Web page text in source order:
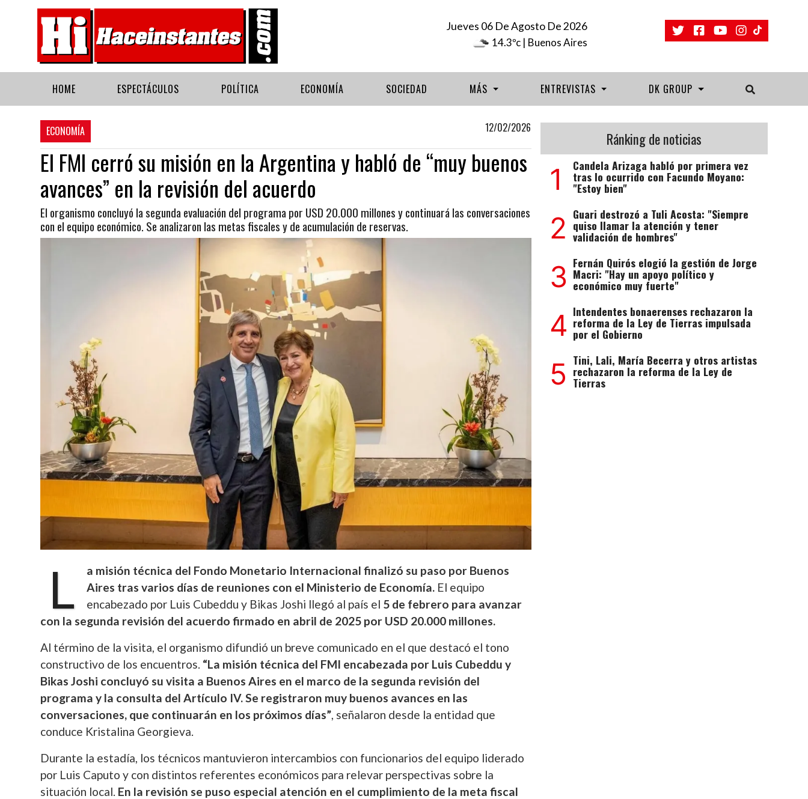
Jueves 06 De Agosto De 2026
14.3ºc | Buenos Aires
HOME ESPECTÁCULOS POLÍTICA ECONOMÍA SOCIEDAD MÁS ENTREVISTAS DK GROUP
ECONOMÍA 12/02/2026
El FMI cerró su misión en la Argentina y habló de “muy buenos
avances” en la revisión del acuerdo
El organismo concluyó la segunda evaluación del programa por USD 20.000 millones y continuará las conversaciones
con el equipo económico. Se analizaron las metas fiscales y de acumulación de reservas.
L
a misión técnica del Fondo Monetario Internacional finalizó su paso por Buenos
Aires tras varios días de reuniones con el Ministerio de Economía. El equipo
encabezado por Luis Cubeddu y Bikas Joshi llegó al país el 5 de febrero para avanzar
con la segunda revisión del acuerdo firmado en abril de 2025 por USD 20.000 millones.
Al término de la visita, el organismo difundió un breve comunicado en el que destacó el tono
constructivo de los encuentros. “La misión técnica del FMI encabezada por Luis Cubeddu y
Bikas Joshi concluyó su visita a Buenos Aires en el marco de la segunda revisión del
programa y la consulta del Artículo IV. Se registraron muy buenos avances en las
conversaciones, que continuarán en los próximos días”, señalaron desde la entidad que
conduce Kristalina Georgieva.
Durante la estadía, los técnicos mantuvieron intercambios con funcionarios del equipo liderado
por Luis Caputo y con distintos referentes económicos para relevar perspectivas sobre la
situación local. En la revisión se puso especial atención en el cumplimiento de la meta fiscal
Ránking de noticias
1 Candela Arizaga habló por primera vez
tras lo ocurrido con Facundo Moyano:
"Estoy bien"
2 Guari destrozó a Tuli Acosta: "Siempre
quiso llamar la atención y tener
validación de hombres"
3 Fernán Quirós elogió la gestión de Jorge
Macri: "Hay un apoyo político y
económico muy fuerte"
4 Intendentes bonaerenses rechazaron la
reforma de la Ley de Tierras impulsada
por el Gobierno
5 Tini, Lali, María Becerra y otros artistas
rechazaron la reforma de la Ley de
Tierras